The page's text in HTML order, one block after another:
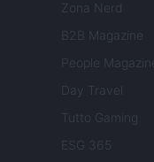
Zona Nerd
B2B Magazine
People Magazine
Day Travel
Tutto Gaming
ESG 365